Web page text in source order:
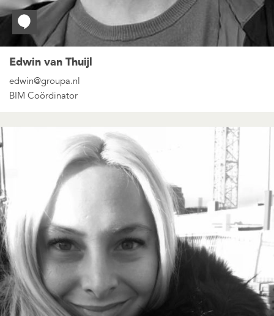
Edwin van Thuijl
edwin@groupa.nl
BIM Coördinator